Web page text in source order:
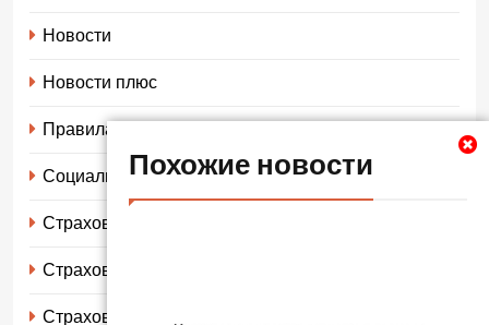
Похожие новости
Новости
Новости плюс
Правила страхования
Социальное страхование
Страхование автомобиля
Страхование жизни
Страхование имущества